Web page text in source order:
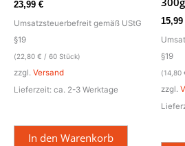
23,99 €
Umsatzsteuerbefreit gemäß UStG
§19
(22,80 € / 60 Stück)
zzgl. Versand
Lieferzeit: ca. 2-3 Werktage
In den Warenkorb
15,99
§19
(14,80
zzgl.